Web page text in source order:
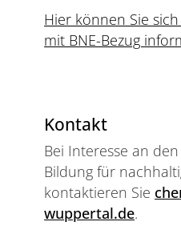
Hier können Sie
mit BNE-Bezug
Kontakt
Bei Interesse an
Bildung für
kontaktieren Sie
wuppertal.de.